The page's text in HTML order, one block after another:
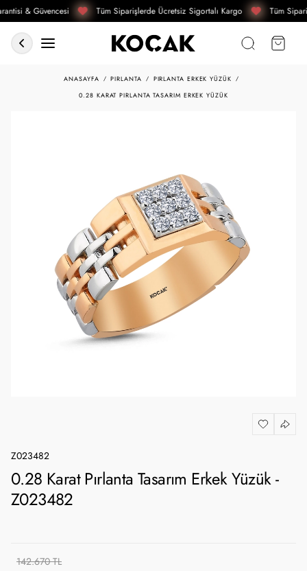
& Güvencesi Tüm Siparişlerde Ücretsiz Sigortalı Kargo Tüm
ANASAYFA PIRLANTA
PIRLANTA ERKEK YÜZÜK
0.28 KARAT PIRLANTA TASARIM ERKEK YÜZÜK
Z023482
0.28 Karat Pırlanta Tasarım Erkek Yüzük -
Z023482
142.670 TL